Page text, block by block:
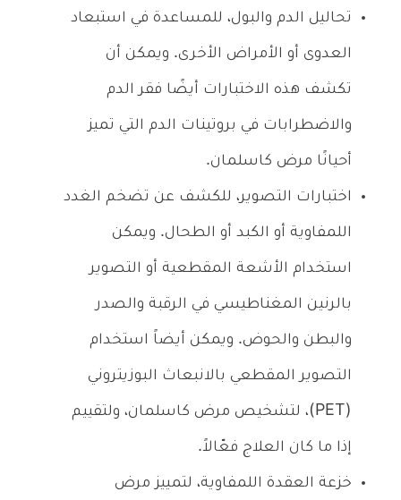
تحاليل الدم والبول، للمساعدة في استبعاد
العدوى أو الأمراض الأخرى. ويمكن أن
تكشف هذه الاختبارات أيضًا فقر الدم
والاضطرابات في بروتينات الدم التي تميز
أحيانًا مرض كاسلمان.
اختبارات التصوير، للكشف عن تضخم الغدد
اللمفاوية أو الكبد أو الطحال. ويمكن
استخدام الأشعة المقطعية أو التصوير
بالرنين المغناطيسي في الرقبة والصدر
والبطن والحوض. ويمكن أيضاً استخدام
التصوير المقطعي بالانبعاث البوزيتروني
(PET)، لتشخيص مرض كاسلمان، ولتقييم
إذا ما كان العلاج فعّالاً.
خزعة العقدة اللمفاوية، لتمييز مرض